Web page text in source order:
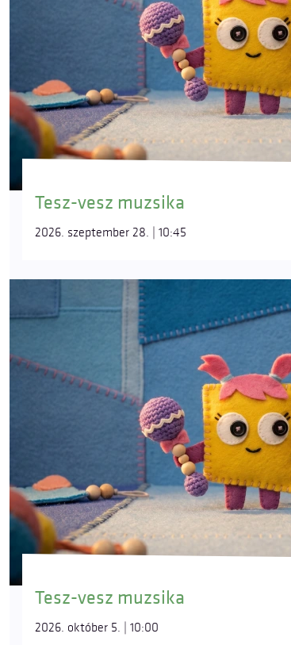
Tesz-vesz muzsika
2026. szeptember 28. | 10:45
Tesz-vesz muzsika
2026. október 5. | 10:00